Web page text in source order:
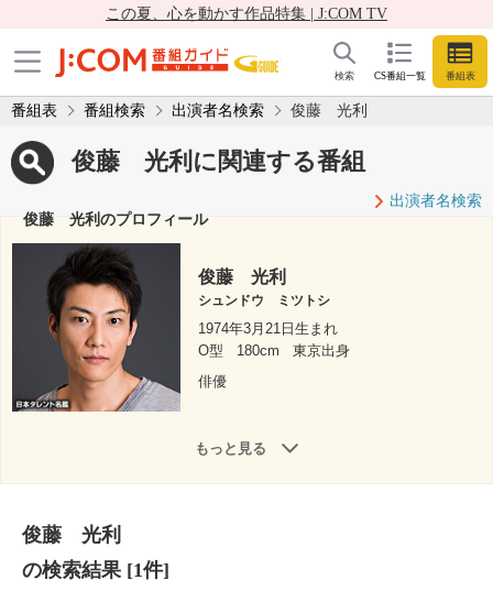
この夏、心を動かす作品特集 | J:COM TV
CS番組一覧 番組表
検索
番組表 番組検索 出演者名検索 俊藤 光利
俊藤 光利に関連する番組
出演者名検索
俊藤 光利のプロフィール
俊藤 光利
シュンドウ ミツトシ
1974年3月21日生まれ
O型
180cm
東京出身
俳優
もっと見る
俊藤 光利
の検索結果[1件]